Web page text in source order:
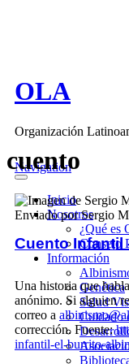
OLA
Organización
Navigation
Inicio
Nosotros
¿Qué es
Consejo
Información
Genética
Salud
Cuidado
cuento
Enviado porSergio
Cuento Infantil
Una historia que
anónimo. Si alguien
correo a
corrección. Fuente:
infantil-el-burrito-